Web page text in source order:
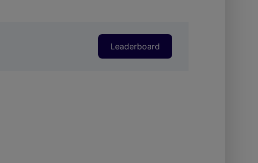
Leaderboard